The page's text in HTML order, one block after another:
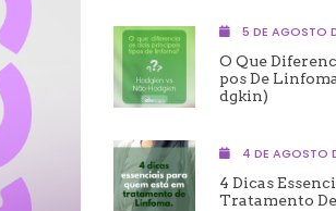
5 DE AGOSTO
O Que
Pos De
Dgkin)
4 DE AGOSTO
4 Dicas
Tratamento